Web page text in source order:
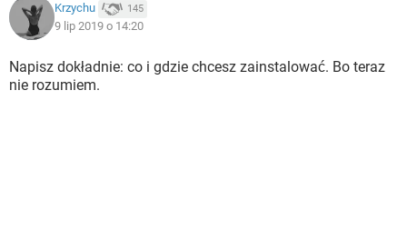
Krzychu 145
9 lip 2019 o 14:20
Napisz dokładnie: co i gdzie chcesz zainstalować. Bo teraz
nie rozumiem.